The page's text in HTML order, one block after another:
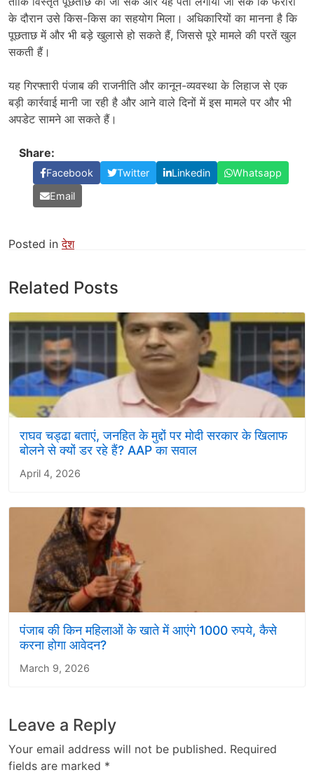
के दौरान उसे किस-किस का सहयोग मिला। अधिकारियों का मानना है कि
पूछताछ में और भी बड़े खुलासे हो सकते हैं, जिससे पूरे मामले की परतें खुल
सकती हैं।
यह गिरफ्तारी पंजाब की राजनीति और कानून-व्यवस्था के लिहाज से एक
बड़ी कार्रवाई मानी जा रही है और आने वाले दिनों में इस मामले पर और भी
अपडेट सामने आ सकते हैं।
Share:
Facebook Twitter Linkedin
Whatsapp
Email
Posted inदेश
Related Posts
राघव चड्ढा बताएं, जनहित के मुद्दों पर मोदी सरकार के खिलाफ
बोलने से क्यों डर रहे हैं? AAP का सवाल
April 4, 2026
पंजाब की किन महिलाओं के खाते में आएंगे 1000 रुपये, कैसे
करना होगा आवेदन?
March 9, 2026
Leave a Reply
Your email address will not be published. Required
fields are marked *